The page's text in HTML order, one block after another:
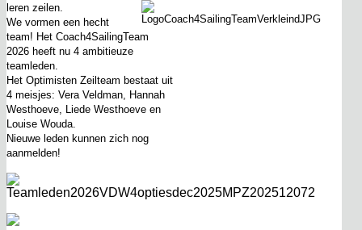
leren zeilen.
We vormen een hecht
team! Het Coach4SailingTeam
2026 heeft nu 4 ambitieuze
teamleden.
Het Optimisten Zeilteam bestaat uit
4 meisjes: Vera Veldman, Hannah
Westhoeve, Liede Westhoeve en
Louise Wouda.
Nieuwe leden kunnen zich nog
aanmelden!